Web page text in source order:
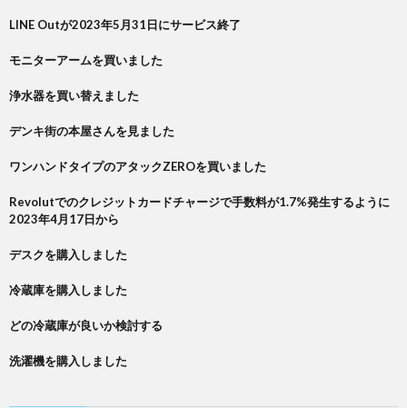
LINE Outが2023年5月31日にサービス終了
モニターアームを買いました
浄水器を買い替えました
デンキ街の本屋さんを見ました
ワンハンドタイプのアタックZEROを買いました
Revolutでのクレジットカードチャージで手数料が1.7%発生するように
2023年4月17日から
デスクを購入しました
冷蔵庫を購入しました
どの冷蔵庫が良いか検討する
洗濯機を購入しました